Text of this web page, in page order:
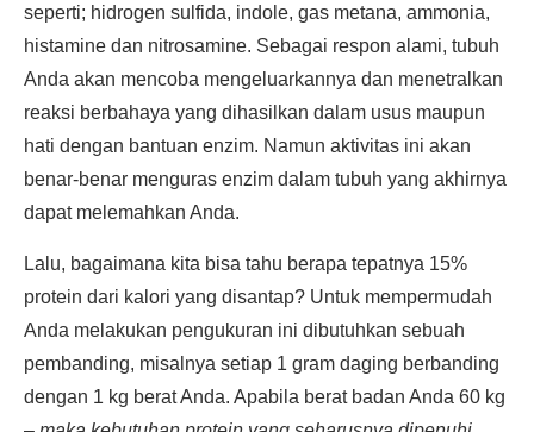
seperti; hidrogen sulfida, indole, gas metana, ammonia,
histamine dan nitrosamine. Sebagai respon alami, tubuh
Anda akan mencoba mengeluarkannya dan menetralkan
reaksi berbahaya yang dihasilkan dalam usus maupun
hati dengan bantuan enzim. Namun aktivitas ini akan
benar-benar menguras enzim dalam tubuh yang akhirnya
dapat melemahkan Anda.
Lalu, bagaimana kita bisa tahu berapa tepatnya 15%
protein dari kalori yang disantap? Untuk mempermudah
Anda melakukan pengukuran ini dibutuhkan sebuah
pembanding, misalnya setiap 1 gram daging berbanding
dengan 1 kg berat Anda. Apabila berat badan Anda 60 kg